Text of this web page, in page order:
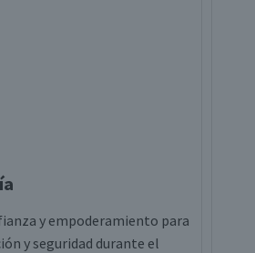
y empoderamiento para
y seguridad durante el